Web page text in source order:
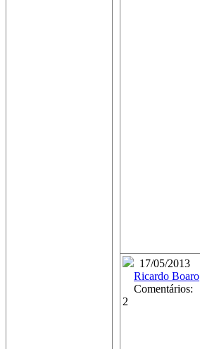
17/05/2013
Ricardo Boaro
Comentários:
2